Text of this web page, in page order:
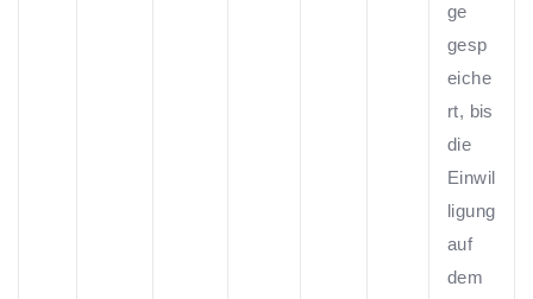
ge
gesp
eiche
rt, bis
die
Einwil
ligung
auf
dem